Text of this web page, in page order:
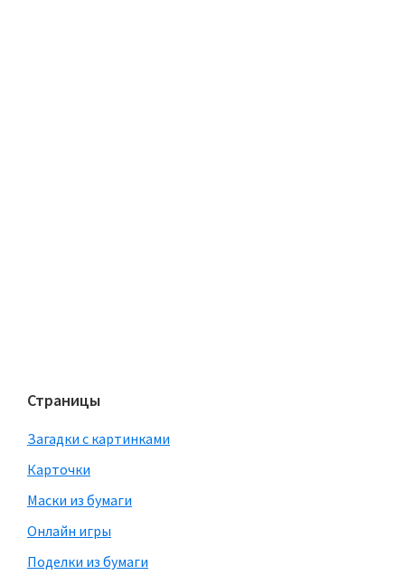
Страницы
Загадки с картинками
Карточки
Маски из бумаги
Онлайн игры
Поделки из бумаги